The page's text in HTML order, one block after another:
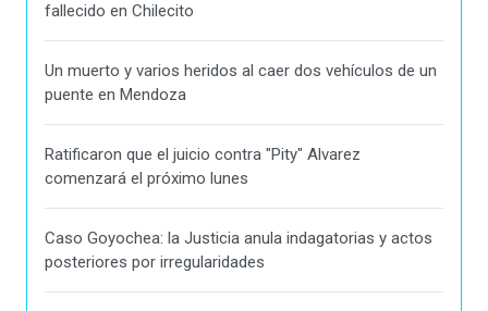
fallecido en Chilecito
Un muerto y varios heridos al caer dos vehículos de un
puente en Mendoza
Ratificaron que el juicio contra "Pity" Alvarez
comenzará el próximo lunes
Caso Goyochea: la Justicia anula indagatorias y actos
posteriores por irregularidades